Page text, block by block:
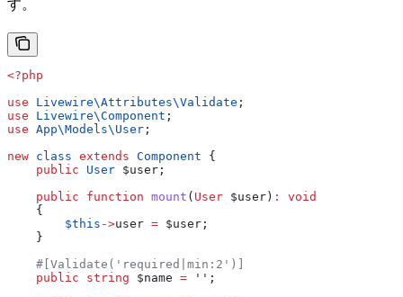
す。
<?php
use Livewire\Attributes\Validate ;
use Livewire\Component ;
use App\Models\ User ;
new class extends Component {
    public
User $user ;
    public
function mount ( User $user ) :
void
    {
        $this
->user = $user ;
    }
    #[Validate('required|min:2')]
    public
string $name = '' ;